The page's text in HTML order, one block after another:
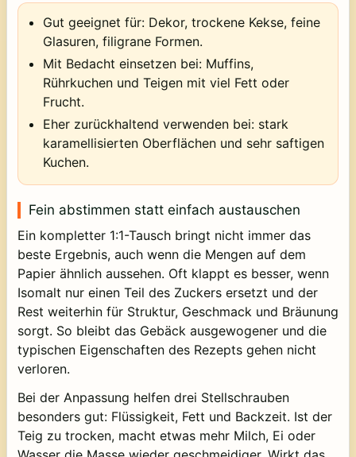
Gut geeignet für: Dekor, trockene Kekse, feine
Glasuren, filigrane Formen.
Mit Bedacht einsetzen bei: Muffins,
Rührkuchen und Teigen mit viel Fett oder
Frucht.
Eher zurückhaltend verwenden bei: stark
karamellisierten Oberflächen und sehr saftigen
Kuchen.
Fein abstimmen statt einfach austauschen
Ein kompletter 1:1-Tausch bringt nicht immer das
beste Ergebnis, auch wenn die Mengen auf dem
Papier ähnlich aussehen. Oft klappt es besser, wenn
Isomalt nur einen Teil des Zuckers ersetzt und der
Rest weiterhin für Struktur, Geschmack und Bräunung
sorgt. So bleibt das Gebäck ausgewogener und die
typischen Eigenschaften des Rezepts gehen nicht
verloren.
Bei der Anpassung helfen drei Stellschrauben
besonders gut: Flüssigkeit, Fett und Backzeit. Ist der
Teig zu trocken, macht etwas mehr Milch, Ei oder